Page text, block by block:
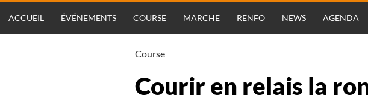
ACCUEIL ÉVÉNEMENTS COURSE MARCHE RENFO NEWS AGENDA
Course
Courir en relais la